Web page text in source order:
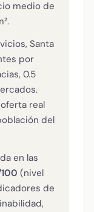
medio de
Santa
por
0.5
real
del
en las
(nivel
de